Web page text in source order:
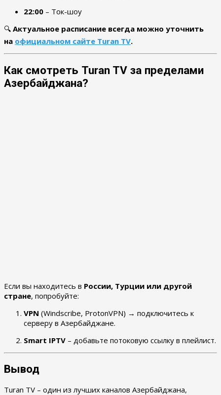
22:00 – Ток-шоу
🔍 Актуальное расписание всегда можно уточнить
на официальном сайте Turan TV.
Как смотреть Turan TV за пределами
Азербайджана?
Если вы находитесь в России, Турции или другой
стране, попробуйте:
VPN (Windscribe, ProtonVPN) → подключитесь к
серверу в Азербайджане.
Smart IPTV – добавьте потоковую ссылку в плейлист.
Вывод
Turan TV – один из лучших каналов Азербайджана,